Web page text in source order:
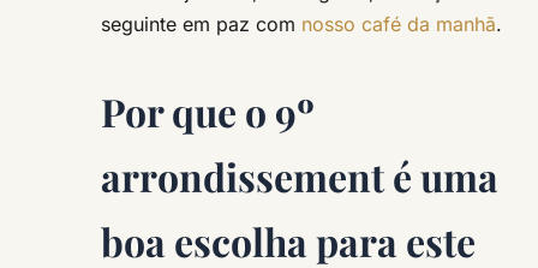
seguinte em paz com nosso café da manhã.
Por que o 9º
arrondissement é uma
boa escolha para este